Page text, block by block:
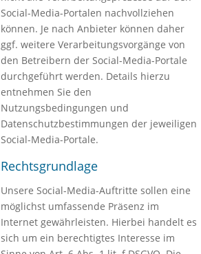
Social-Media-Portalen nachvollziehen
können. Je nach Anbieter können daher
ggf. weitere Verarbeitungsvorgänge von
den Betreibern der Social-Media-Portale
durchgeführt werden. Details hierzu
entnehmen Sie den
Nutzungsbedingungen und
Datenschutzbestimmungen der jeweiligen
Social-Media-Portale.
Rechtsgrundlage
Unsere Social-Media-Auftritte sollen eine
möglichst umfassende Präsenz im
Internet gewährleisten. Hierbei handelt es
sich um ein berechtigtes Interesse im